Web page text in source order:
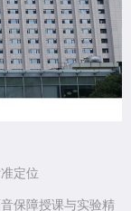
定位
保障授课与实验精